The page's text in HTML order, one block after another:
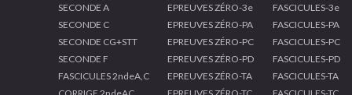
SECONDE A
SECONDE C
SECONDE CG+STT
SECONDE F
FASCICULES 2ndeA,C
EPREUVES ZÉRO-3e
EPREUVES ZÉRO-PA
EPREUVES ZÉRO-PC
EPREUVES ZÉRO-PD
EPREUVES ZÉRO-TA
FASCICULES-3e
FASCICULES-PA
FASCICULES-PC
FASCICULES-PD
FASCICULES-TA